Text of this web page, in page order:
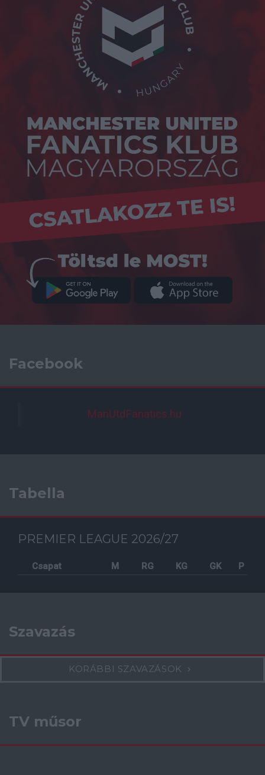
Facebook
ManUtdFanatics.hu
Tabella
PREMIER LEAGUE 2026/27
Csapat M RG KG GK P
Szavazás
KORÁBBI SZAVAZÁSOK
TV műsor